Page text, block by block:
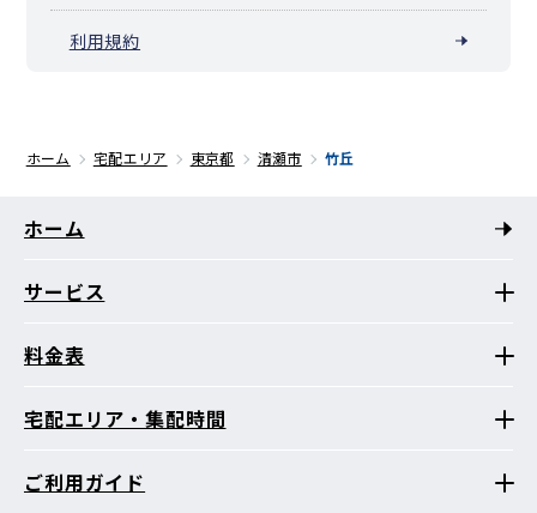
利用規約
ホーム 宅配エリア 東京都 清瀬市 竹丘
ホーム
サービス
料金表
宅配エリア・集配時間
ご利用ガイド